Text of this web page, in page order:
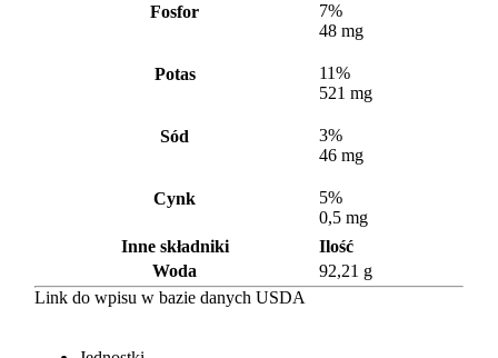
Fosfor
7%
48 mg
Potas
11%
521 mg
Sód
3%
46 mg
Cynk
5%
0,5 mg
Inne składniki
Ilość
Woda
92,21 g
Link do wpisu w bazie danych USDA